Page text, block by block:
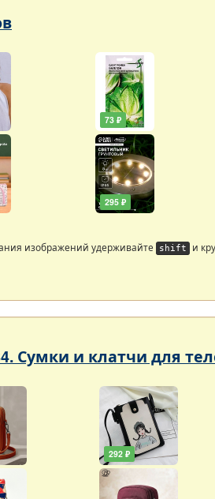
73 ₽
295 ₽
изображений удерживайте shift и
Сумки и клатчи для
292 ₽